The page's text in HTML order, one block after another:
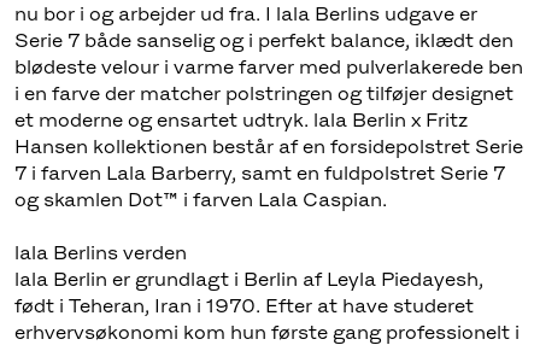
nu bor i og arbejder ud fra. I lala Berlins udgave er
Serie 7 både sanselig og i perfekt balance, iklædt den
blødeste velour i varme farver med pulverlakerede ben
i en farve der matcher polstringen og tilføjer designet
et moderne og ensartet udtryk. lala Berlin x Fritz
Hansen kollektionen består af en forsidepolstret Serie
7 i farven Lala Barberry, samt en fuldpolstret Serie 7
og skamlen Dot™ i farven Lala Caspian.
lala Berlins verden
lala Berlin er grundlagt i Berlin af Leyla Piedayesh,
født i Teheran, Iran i 1970. Efter at have studeret
erhvervsøkonomi kom hun første gang professionelt i